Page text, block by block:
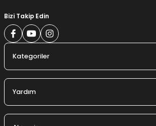
Bizi Takip Edin
Kategoriler
Yardım